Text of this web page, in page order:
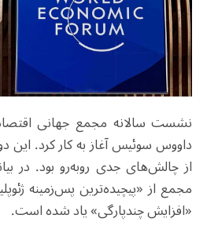
داووس سوئیس آغاز به کار کرد. این
از چالش‌های جدی روبه‌رو بود. در
مجمع از «پیچیده‌ترین پس‌زمینه
«افزایش چندپارگی» یاد شده است.